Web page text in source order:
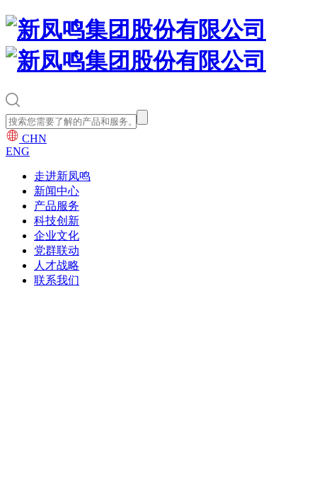
CHN
ENG
走进新凤鸣
新闻中心
产品服务
科技创新
企业文化
党群联动
人才战略
联系我们